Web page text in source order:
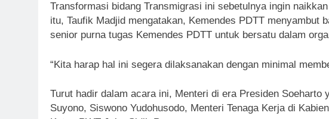
Transformasi bidang Transmigrasi ini sebetulnya ingin
itu, Taufik Madjid mengatakan, Kemendes PDTT menyambut
senior purna tugas Kemendes PDTT untuk bersatu dalam
“Kita harap hal ini segera dilaksanakan dengan minimal
Turut hadir dalam acara ini, Menteri di era Presiden Soeharto
Suyono, Siswono Yudohusodo, Menteri Tenaga Kerja di